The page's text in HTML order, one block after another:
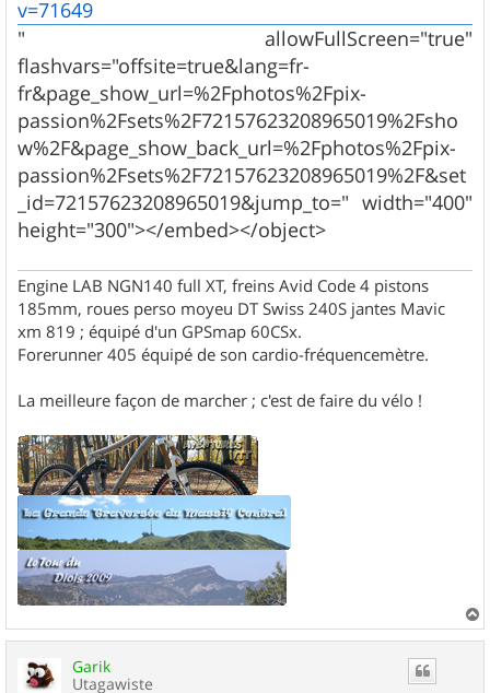
v=71649
" allowFullScreen="true"
flashvars="offsite=true&lang=fr-
fr&page_show_url=%2Fphotos%2Fpix-
passion%2Fsets%2F72157623208965019%2Fsho
w%2F&page_show_back_url=%2Fphotos%2Fpix-
passion%2Fsets%2F72157623208965019%2F&set
_id=72157623208965019&jump_to=" width="400"
height="300"></embed></object>
Engine LAB NGN140 full XT, freins Avid Code 4 pistons
185mm, roues perso moyeu DT Swiss 240S jantes Mavic
xm 819 ; équipé d'un GPSmap 60CSx.
Forerunner 405 équipé de son cardio-fréquencemètre.
La meilleure façon de marcher ; c'est de faire du vélo !
a
Garik
Utagawiste